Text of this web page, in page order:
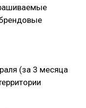
(за 3 месяца